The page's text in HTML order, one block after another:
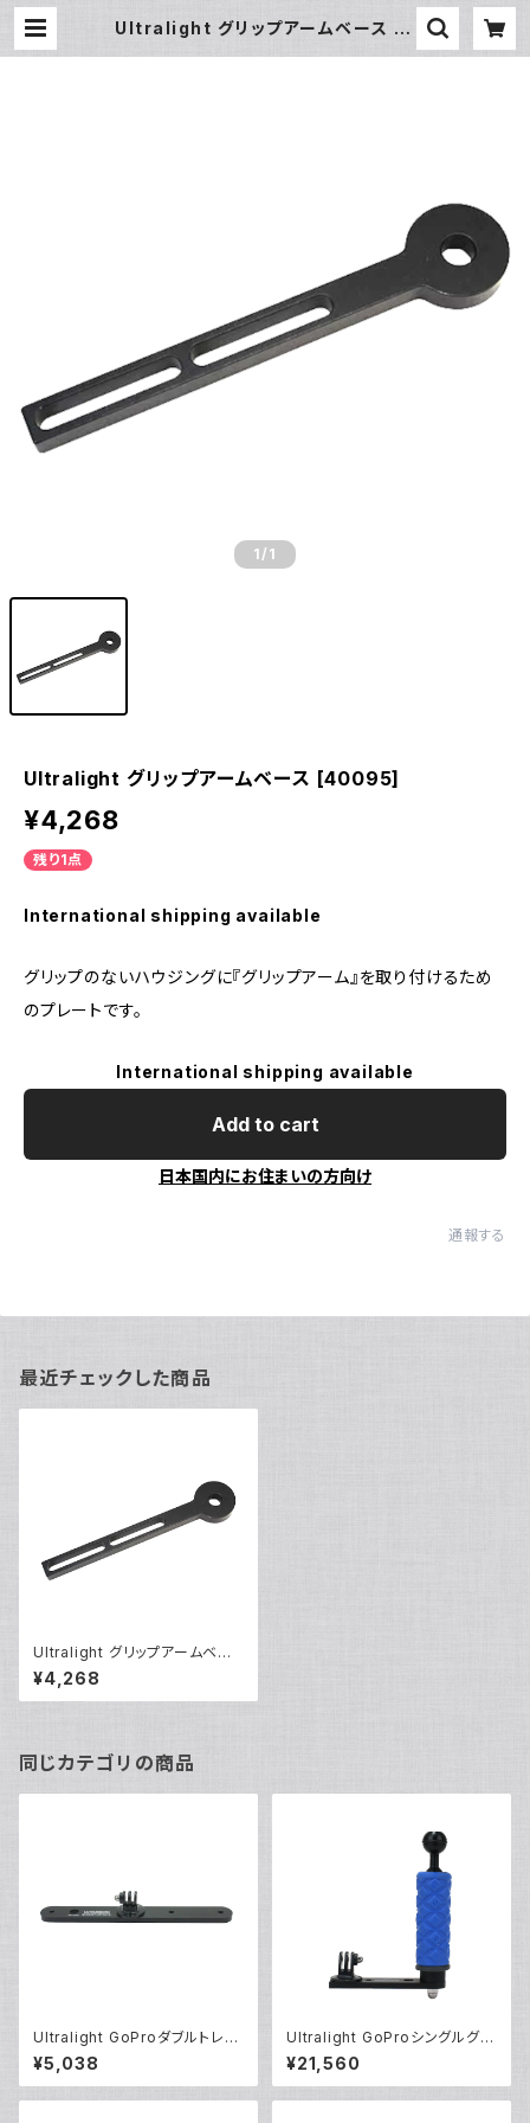
Ultralight グリップアームベース [4
1 /1
Ultralight グリップアームベース [40095]
¥4,268
残り1点
International shipping available
グリップのないハウジングに『グリップアーム』を取り付けるため
のプレートです。
International shipping available
Add to cart
日本国内にお住まいの方向け
通報する
最近チェックした商品
Ultralight グリップアームベー
ス [40095]
¥4,268
同じカテゴリの商品
Ultralight GoProダブルトレー
[40218]
¥5,038
Ultralight GoProシングルグリ
ップトレーセット [40220]
¥21,560